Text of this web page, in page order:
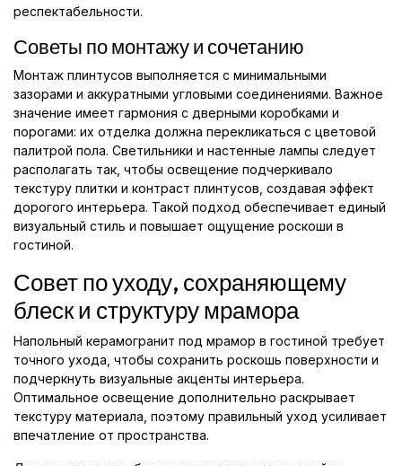
респектабельности.
Советы по монтажу и сочетанию
Монтаж плинтусов выполняется с минимальными
зазорами и аккуратными угловыми соединениями. Важное
значение имеет гармония с дверными коробками и
порогами: их отделка должна перекликаться с цветовой
палитрой пола. Светильники и настенные лампы следует
располагать так, чтобы освещение подчеркивало
текстуру плитки и контраст плинтусов, создавая эффект
дорогого интерьера. Такой подход обеспечивает единый
визуальный стиль и повышает ощущение роскоши в
гостиной.
Совет по уходу, сохраняющему
блеск и структуру мрамора
Напольный керамогранит под мрамор в гостиной требует
точного ухода, чтобы сохранить роскошь поверхности и
подчеркнуть визуальные акценты интерьера.
Оптимальное освещение дополнительно раскрывает
текстуру материала, поэтому правильный уход усиливает
впечатление от пространства.